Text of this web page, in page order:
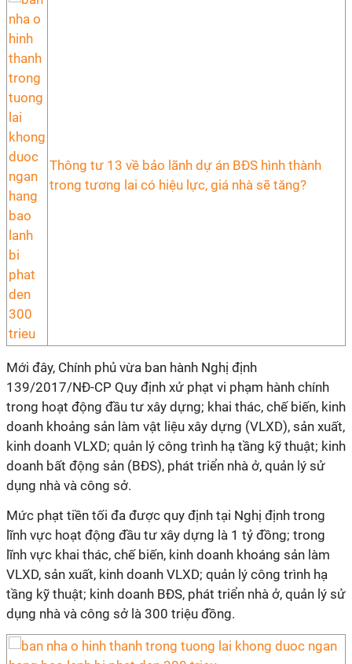
Thông tư 13 về bảo lãnh dự án BĐS hình thành
trong tương lai có hiệu lực, giá nhà sẽ tăng?
Mới đây, Chính phủ vừa ban hành Nghị định
139/2017/NĐ-CP Quy định xử phạt vi phạm hành chính
trong hoạt động đầu tư xây dựng; khai thác, chế biến, kinh
doanh khoảng sản làm vật liệu xây dựng (VLXD), sản xuất,
kinh doanh VLXD; quản lý công trình hạ tầng kỹ thuật; kinh
doanh bất động sản (BĐS), phát triển nhà ở, quản lý sử
dụng nhà và công sở.
Mức phạt tiền tối đa được quy định tại Nghị định trong
lĩnh vực hoạt động đầu tư xây dựng là 1 tỷ đồng; trong
lĩnh vực khai thác, chế biến, kinh doanh khoáng sản làm
VLXD, sản xuất, kinh doanh VLXD; quản lý công trình hạ
tầng kỹ thuật; kinh doanh BĐS, phát triển nhà ở, quản lý sử
dụng nhà và công sở là 300 triệu đồng.